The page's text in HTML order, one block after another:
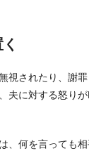
視されたり、謝
夫に対する怒り
、何を言っても